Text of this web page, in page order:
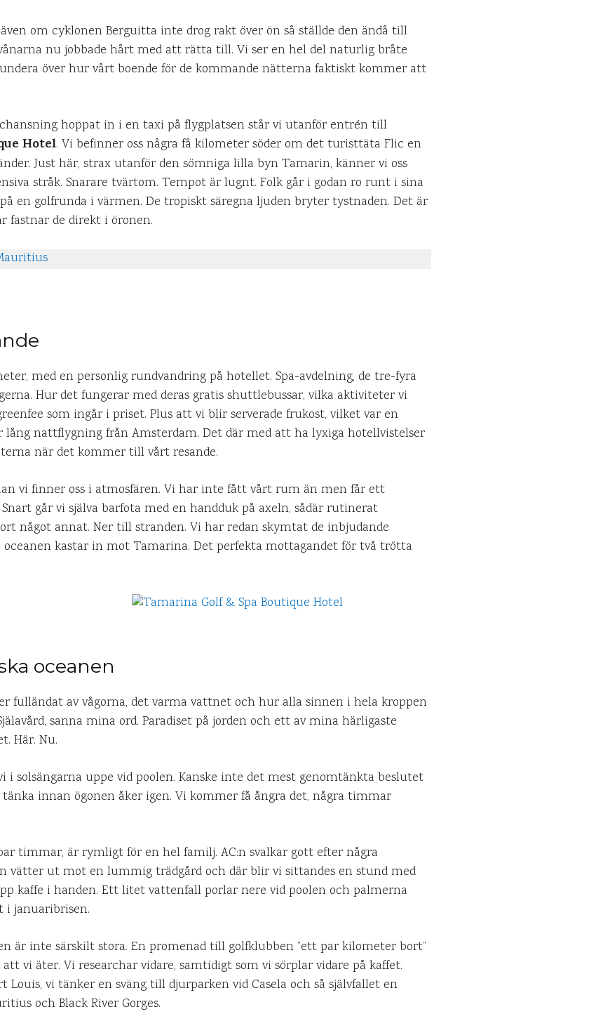
om cyklonen Berguitta inte drog rakt över ön så ställde den ändå till
nu jobbade hårt med att rätta till. Vi ser en hel del naturlig bråte
över hur vårt boende för de kommande nätterna faktiskt kommer att
hoppat in i en taxi på flygplatsen står vi utanför entrén till
Hotel. Vi befinner oss några få kilometer söder om det turisttäta Flic en
Just här, strax utanför den sömniga lilla byn Tamarin, känner vi oss
stråk. Snarare tvärtom. Tempot är lugnt. Folk går i godan ro runt i sina
en golfrunda i värmen. De tropiskt säregna ljuden bryter tystnaden. Det är
fastnar de direkt i öronen.
med en personlig rundvandring på hotellet. Spa-avdelning, de tre-fyra
Hur det fungerar med deras gratis shuttlebussar, vilka aktiviteter vi
som ingår i priset. Plus att vi blir serverade frukost, vilket var en
lång nattflygning från Amsterdam. Det där med att ha lyxiga hotellvistelser
när det kommer till vårt resande.
vi finner oss i atmosfären. Vi har inte fått vårt rum än men får ett
går vi själva barfota med en handduk på axeln, sådär rutinerat
något annat. Ner till stranden. Vi har redan skymtat de inbjudande
oceanen kastar in mot Tamarina. Det perfekta mottagandet för två trötta
oceanen
fulländat av vågorna, det varma vattnet och hur alla sinnen i hela kroppen
sanna mina ord. Paradiset på jorden och ett av mina härligaste
Här. Nu.
i solsängarna uppe vid poolen. Kanske inte det mest genomtänkta beslutet
innan ögonen åker igen. Vi kommer få ångra det, några timmar
timmar, är rymligt för en hel familj. AC:n svalkar gott efter några
vätter ut mot en lummig trädgård och där blir vi sittandes en stund med
kaffe i handen. Ett litet vattenfall porlar nere vid poolen och palmerna
januaribrisen.
är inte särskilt stora. En promenad till golfklubben ”ett par kilometer bort”
vi äter. Vi researchar vidare, samtidigt som vi sörplar vidare på kaffet.
Louis, vi tänker en sväng till djurparken vid Casela och så självfallet en
och Black River Gorges.